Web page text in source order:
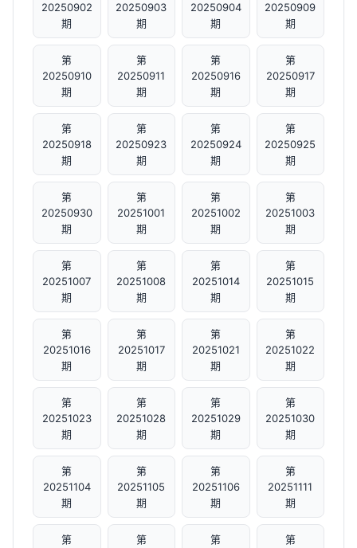
20250902
期
20250903
期
20250904
期
20250909
期
第
20250910
期
第
20250911
期
第
20250916
期
第
20250917
期
第
20250918
期
第
20250923
期
第
20250924
期
第
20250925
期
第
20250930
期
第
20251001
期
第
20251002
期
第
20251003
期
第
20251007
期
第
20251008
期
第
20251014
期
第
20251015
期
第
20251016
期
第
20251017
期
第
20251021
期
第
20251022
期
第
20251023
期
第
20251028
期
第
20251029
期
第
20251030
期
第
20251104
期
第
20251105
期
第
20251106
期
第
20251111
期
第
第
第
第